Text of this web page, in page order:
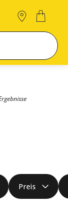
Preis